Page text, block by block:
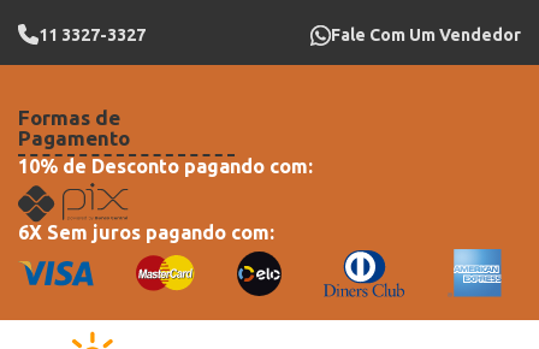
11 3327-3327 Fale Com Um Vendedor
Formas de
Pagamento
10% de Desconto pagando com:
6X Sem juros pagando com: